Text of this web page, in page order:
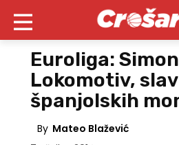
Euroliga:
Lokomotiv,
španjolskih
By Mateo Blažević